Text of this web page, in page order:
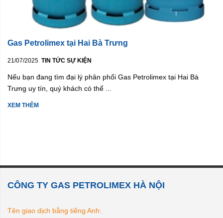
Gas Petrolimex tại Hai Bà Trưng
21/07/2025 TIN TỨC SỰ KIỆN
Nếu bạn đang tìm đại lý phân phối Gas Petrolimex tại Hai Bà
Trưng uy tín, quý khách có thể ...
XEM THÊM
CÔNG TY GAS PETROLIMEX HÀ NỘI
Tên giao dịch bằng tiếng Anh: